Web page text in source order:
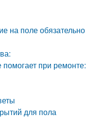
на поле обязательно
при ремонте:
для пола